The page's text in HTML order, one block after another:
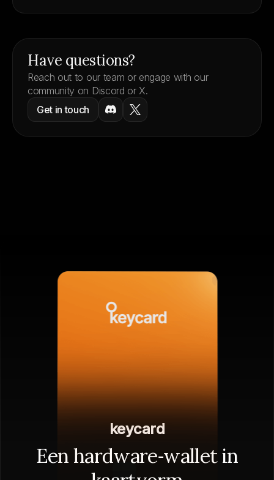
Have questions?Wallet support
Reach out to our team or engage with our
community on Discord or X.
Get in touch
keycard
Een hardware‑wallet in